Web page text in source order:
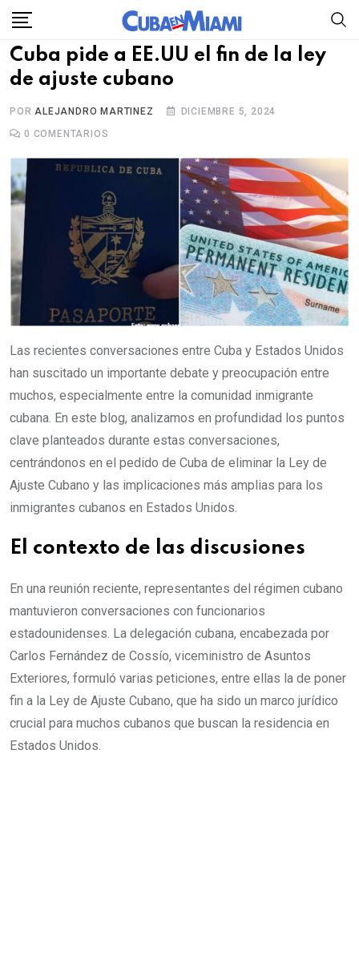
Skip
content
Cuba pide a EE.UU el fin de la ley
de ajuste cubano
PORALEJANDRO MARTINEZ
DICIEMBRE 5, 2024
0 COMENTARIOS
Las recientes conversaciones entre Cuba y Estados Unidos
han suscitado un importante debate y preocupación entre
muchos, especialmente entre la comunidad inmigrante
cubana. En este blog, analizamos en profundidad los puntos
clave planteados durante estas conversaciones,
centrándonos en el pedido de Cuba de eliminar la Ley de
Ajuste Cubano y las implicaciones más amplias para los
inmigrantes cubanos en Estados Unidos.
El contexto de las discusiones
En una reunión reciente, representantes del régimen cubano
mantuvieron conversaciones con funcionarios
estadounidenses. La delegación cubana, encabezada por
Carlos Fernández de Cossío, viceministro de Asuntos
Exteriores, formuló varias peticiones, entre ellas la de poner
fin a la Ley de Ajuste Cubano, que ha sido un marco jurídico
crucial para muchos cubanos que buscan la residencia en
Estados Unidos.